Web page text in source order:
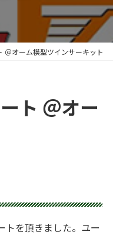
＠オーム模型ツインサーキット
ト ＠オー
トを頂きました。ユー